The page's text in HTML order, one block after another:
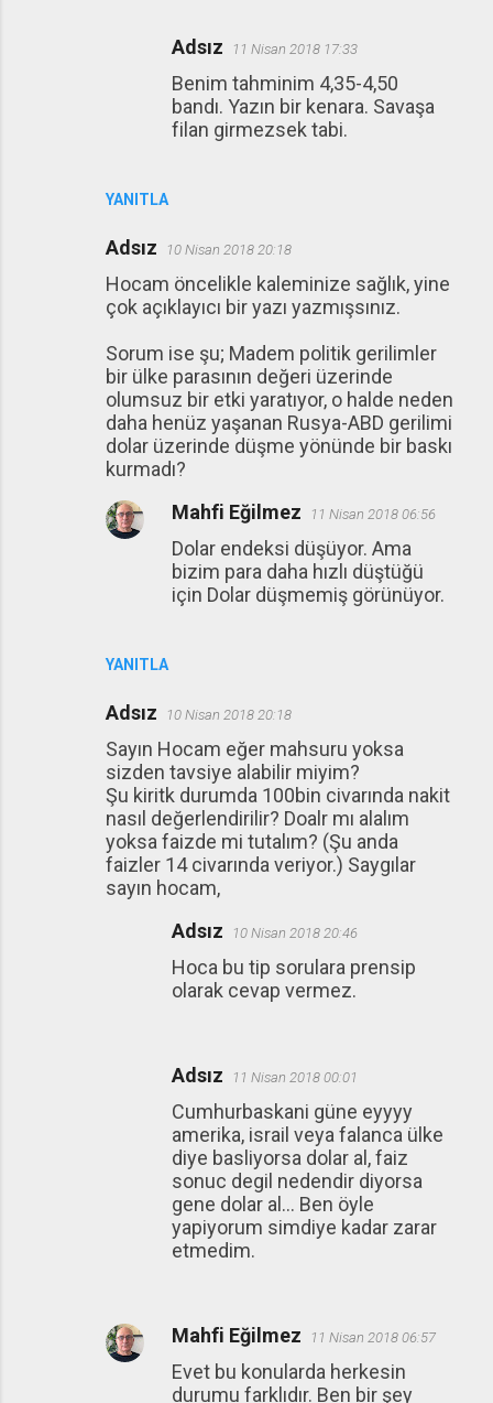
YANITLA
Adsız 11 Nisan 2018 17:33
Benim tahminim 4,35-4,50
bandı. Yazın bir kenara. Savaşa
filan girmezsek tabi.
Adsız 10 Nisan 2018 20:18
Hocam öncelikle kaleminize sağlık, yine
çok açıklayıcı bir yazı yazmışsınız.
Sorum ise şu; Madem politik gerilimler
bir ülke parasının değeri üzerinde
olumsuz bir etki yaratıyor, o halde neden
daha henüz yaşanan Rusya-ABD gerilimi
dolar üzerinde düşme yönünde bir baskı
kurmadı?
YANITLA
Mahfi Eğilmez 11 Nisan 2018 06:56
Dolar endeksi düşüyor. Ama
bizim para daha hızlı düştüğü
için Dolar düşmemiş görünüyor.
Adsız 10 Nisan 2018 20:18
Sayın Hocam eğer mahsuru yoksa
sizden tavsiye alabilir miyim?
Şu kiritk durumda 100bin civarında nakit
nasıl değerlendirilir? Doalr mı alalım
yoksa faizde mi tutalım? (Şu anda
faizler 14 civarında veriyor.) Saygılar
sayın hocam,
Adsız 10 Nisan 2018 20:46
Hoca bu tip sorulara prensip
olarak cevap vermez.
Adsız 11 Nisan 2018 00:01
Cumhurbaskani güne eyyyy
amerika, israil veya falanca ülke
diye basliyorsa dolar al, faiz
sonuc degil nedendir diyorsa
gene dolar al... Ben öyle
yapiyorum simdiye kadar zarar
etmedim.
Mahfi Eğilmez 11 Nisan 2018 06:57
Evet bu konularda herkesin
durumu farklıdır. Ben bir şey